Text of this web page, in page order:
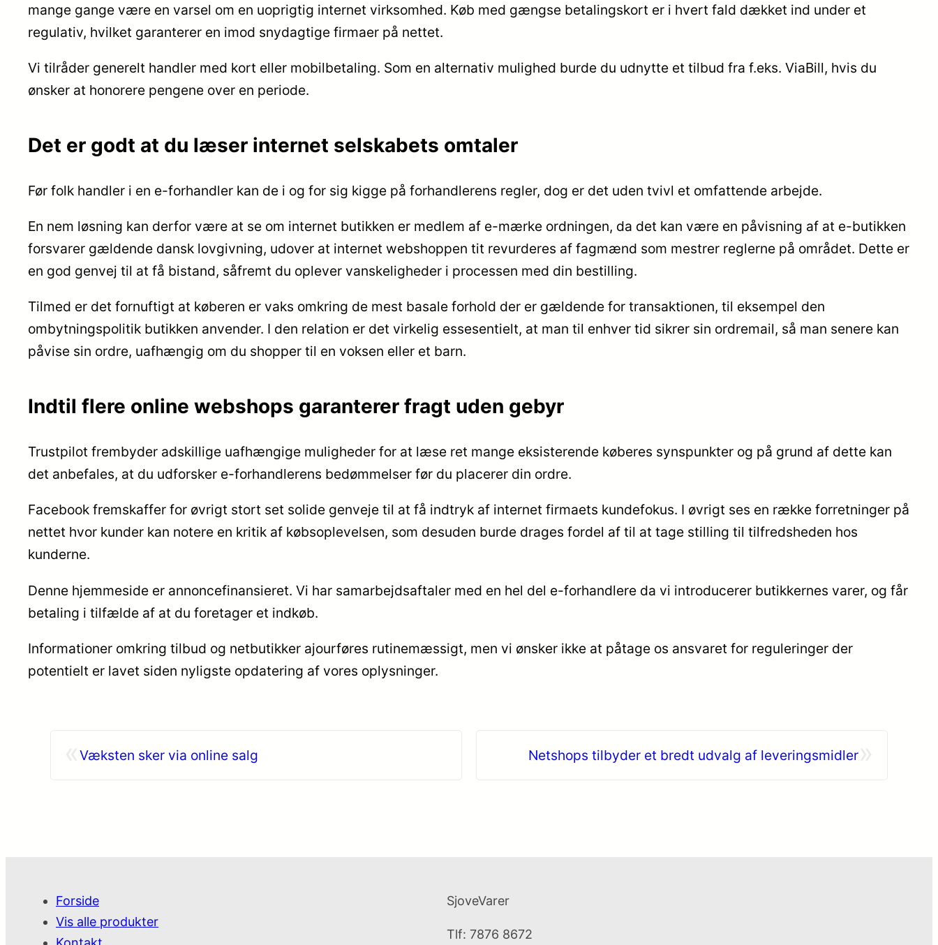
mange gange være en varsel om en uoprigtig internet virksomhed. Køb med gængse betalingskort er i hvert fald dækket ind under et
regulativ, hvilket garanterer en imod snydagtige firmaer på nettet.
Vi tilråder generelt handler med kort eller mobilbetaling. Som en alternativ mulighed burde du udnytte et tilbud fra f.eks. ViaBill, hvis du
ønsker at honorere pengene over en periode.
Det er godt at du læser internet selskabets omtaler
Før folk handler i en e-forhandler kan de i og for sig kigge på forhandlerens regler, dog er det uden tvivl et omfattende arbejde.
En nem løsning kan derfor være at se om internet butikken er medlem af e-mærke ordningen, da det kan være en påvisning af at e-butikken
forsvarer gældende dansk lovgivning, udover at internet webshoppen tit revurderes af fagmænd som mestrer reglerne på området. Dette er
en god genvej til at få bistand, såfremt du oplever vanskeligheder i processen med din bestilling.
Tilmed er det fornuftigt at køberen er vaks omkring de mest basale forhold der er gældende for transaktionen, til eksempel den
ombytningspolitik butikken anvender. I den relation er det virkelig essesentielt, at man til enhver tid sikrer sin ordremail, så man senere kan
påvise sin ordre, uafhængig om du shopper til en voksen eller et barn.
Indtil flere online webshops garanterer fragt uden gebyr
Trustpilot frembyder adskillige uafhængige muligheder for at læse ret mange eksisterende køberes synspunkter og på grund af dette kan
det anbefales, at du udforsker e-forhandlerens bedømmelser før du placerer din ordre.
Facebook fremskaffer for øvrigt stort set solide genveje til at få indtryk af internet firmaets kundefokus. I øvrigt ses en række forretninger på
nettet hvor kunder kan notere en kritik af købsoplevelsen, som desuden burde drages fordel af til at tage stilling til tilfredsheden hos
kunderne.
Denne hjemmeside er annoncefinansieret. Vi har samarbejdsaftaler med en hel del e-forhandlere da vi introducerer butikkernes varer, og får
betaling i tilfælde af at du foretager et indkøb.
Informationer omkring tilbud og netbutikker ajourføres rutinemæssigt, men vi ønsker ikke at påtage os ansvaret for reguleringer der
potentielt er lavet siden nyligste opdatering af vores oplysninger.
Væksten sker via online salg Netshops tilbyder et bredt udvalg af leveringsmidler
Forside
Vis alle produkter
SjoveVarer
Tlf: 7876 8672